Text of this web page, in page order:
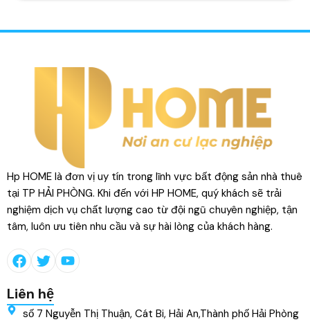
Hp HOME là đơn vị uy tín trong lĩnh vực bất động sản nhà thuê
tại TP HẢI PHÒNG. Khi đến với HP HOME, quý khách sẽ trải
nghiệm dịch vụ chất lượng cao từ đội ngũ chuyên nghiệp, tận
tâm, luôn ưu tiên nhu cầu và sự hài lòng của khách hàng.
Liên hệ
số 7 Nguyễn Thị Thuận, Cát Bi, Hải An,Thành phố Hải Phòng